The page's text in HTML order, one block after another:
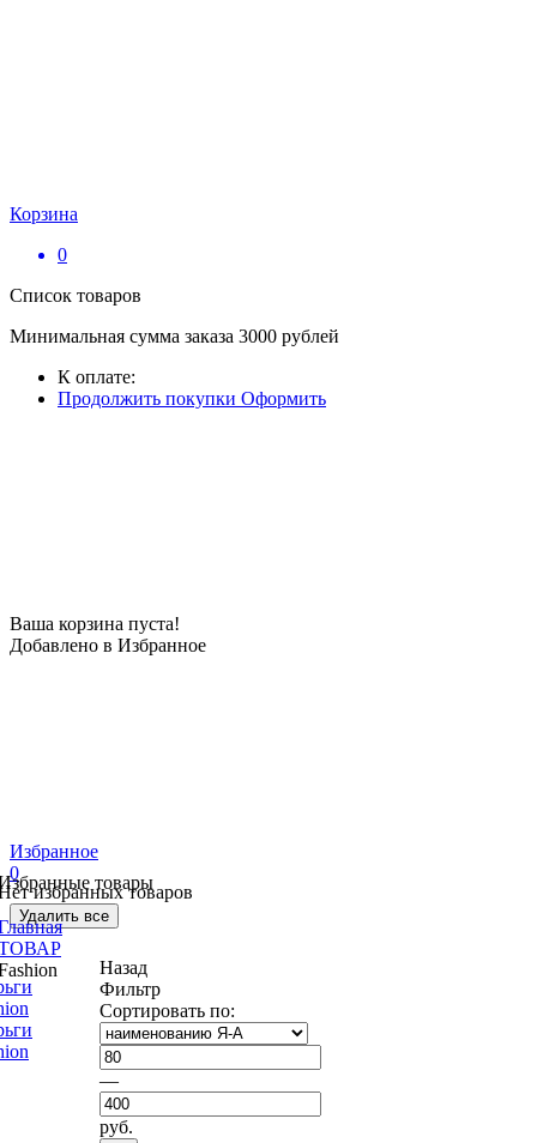
Корзина
0
Список товаров
Минимальная сумма заказа 3000 рублей
К оплате:
Продолжить покупки Оформить
Ваша корзина пуста!
Добавлено в Избранное
Избранное
0
товары
избранных товаров
Удалить все
Назад
Фильтр
Сортировать по:
—
руб.